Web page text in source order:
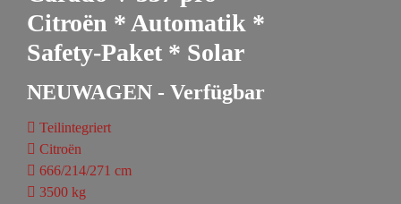
Citroën * Automatik *
Safety-Paket * Solar
NEUWAGEN - Verfügbar
Teilintegriert
Citroën
666/214/271 cm
3500 kg